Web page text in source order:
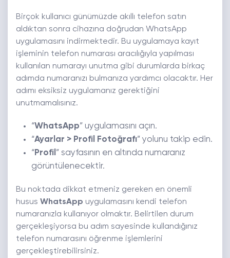
Birçok kullanıcı günümüzde akıllı telefon satın
aldıktan sonra cihazına doğrudan WhatsApp
uygulamasını indirmektedir. Bu uygulamaya kayıt
işleminin telefon numarası aracılığıyla yapılması
kullanılan numarayı unutma gibi durumlarda birkaç
adımda numaranızı bulmanıza yardımcı olacaktır. Her
adımı eksiksiz uygulamanız gerektiğini
unutmamalısınız.
“WhatsApp” uygulamasını açın.
“Ayarlar > Profil Fotoğrafı” yolunu takip edin.
“Profil ” sayfasının en altında numaranız
görüntülenecektir.
Bu noktada dikkat etmeniz gereken en önemli
husus WhatsApp uygulamasını kendi telefon
numaranızla kullanıyor olmaktır. Belirtilen durum
gerçekleşiyorsa bu adım sayesinde kullandığınız
telefon numarasını öğrenme işlemlerini
gerçekleştirebilirsiniz.